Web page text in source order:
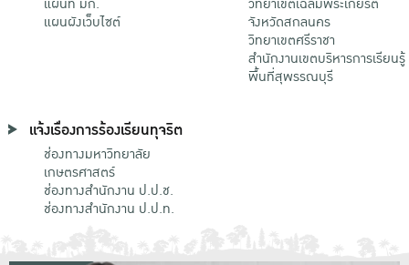
แผนผังเว็บไซต์
จังหวัดสกลนคร
วิทยาเขตศรีราชา
สำนักงานเขตบริหารการเรียนรู้
พื้นที่สุพรรณบุรี
แจ้งเรื่องการร้องเรียนทุจริต
ช่องทางมหาวิทยาลัย
เกษตรศาสตร์
ช่องทางสำนักงาน ป.ป.ช.
ช่องทางสำนักงาน ป.ป.ท.